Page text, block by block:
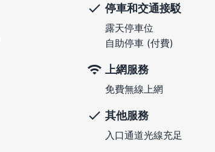
停車和交通接駁
露天停車位
自助停車 (付費)
上網服務
免費無線上網
其他服務
入口通道光線充足